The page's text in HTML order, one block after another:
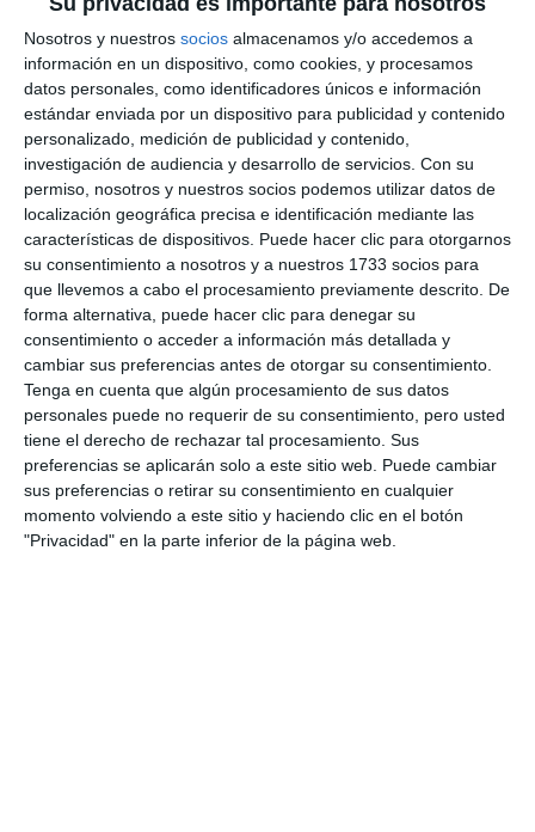
Nosotros y nuestros socios almacenamos y/o accedemos a
información en un dispositivo, como cookies, y procesamos
datos personales, como identificadores únicos e información
estándar enviada por un dispositivo para publicidad y contenido
personalizado, medición de publicidad y contenido,
investigación de audiencia y desarrollo de servicios. Con su
permiso, nosotros y nuestros socios podemos utilizar datos de
localización geográfica precisa e identificación mediante las
características de dispositivos. Puede hacer clic para otorgarnos
su consentimiento a nosotros y a nuestros 1733 socios para
que llevemos a cabo el procesamiento previamente descrito. De
forma alternativa, puede hacer clic para denegar su
consentimiento o acceder a información más detallada y
cambiar sus preferencias antes de otorgar su consentimiento.
Tenga en cuenta que algún procesamiento de sus datos
personales puede no requerir de su consentimiento, pero usted
tiene el derecho de rechazar tal procesamiento. Sus
preferencias se aplicarán solo a este sitio web. Puede cambiar
sus preferencias o retirar su consentimiento en cualquier
momento volviendo a este sitio y haciendo clic en el botón
"Privacidad" en la parte inferior de la página web.